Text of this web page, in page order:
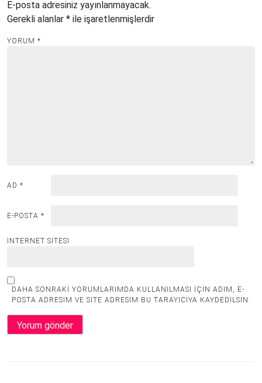
E-posta adresiniz yayınlanmayacak.
Gerekli alanlar * ile işaretlenmişlerdir
YORUM *
AD *
E-POSTA *
İNTERNET SITESI
DAHA SONRAKI YORUMLARIMDA KULLANILMASI IÇIN ADIM, E-
POSTA ADRESIM VE SITE ADRESIM BU TARAYICIYA KAYDEDILSIN.